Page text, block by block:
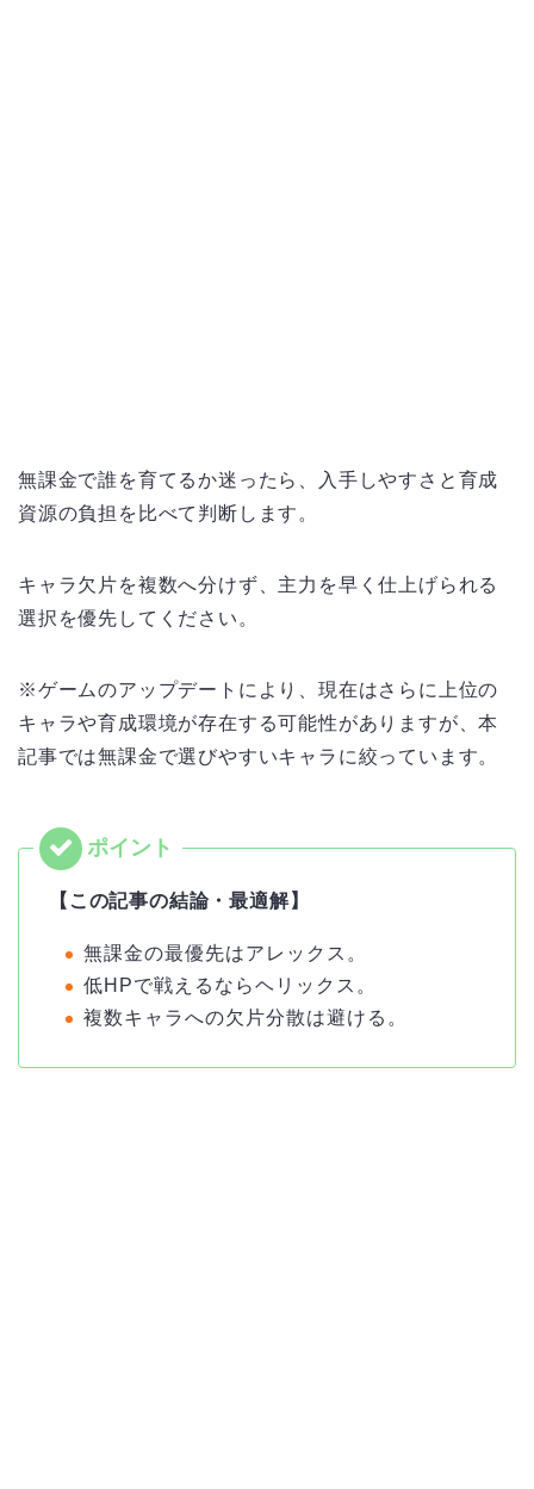
無課金で誰を育てるか迷ったら、入手しやすさと育成
資源の負担を比べて判断します。
キャラ欠片を複数へ分けず、主力を早く仕上げられる
選択を優先してください。
※ゲームのアップデートにより、現在はさらに上位の
キャラや育成環境が存在する可能性がありますが、本
記事では無課金で選びやすいキャラに絞っています。
【この記事の結論・最適解】
無課金の最優先はアレックス。
低HPで戦えるならヘリックス。
複数キャラへの欠片分散は避ける。